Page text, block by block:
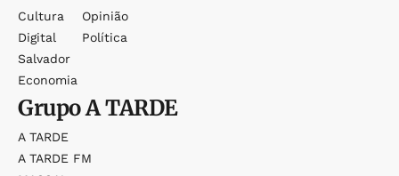
Cultura
Digital
Salvador
Economia
Opinião
Política
GrupoA TARDE
A TARDE
A TARDE FM